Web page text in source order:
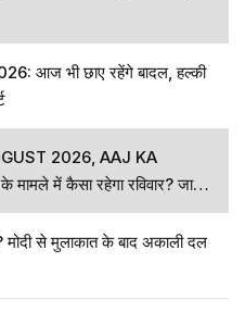
आज भी छाए रहेंगे बादल, हल्की
2026, AAJ KA
में कैसा रहेगा रविवार? जानें
से मुलाकात के बाद अकाली दल